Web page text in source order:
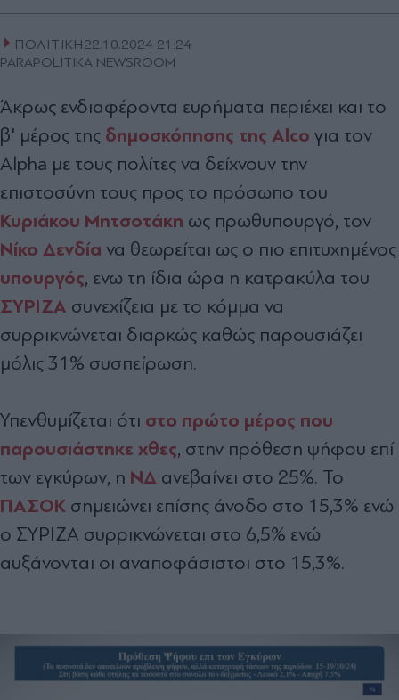
ΠΟΛΙΤΙΚΗ22.10.2024 21:24
PARAPOLITIKA NEWSROOM
Άκρως ενδιαφέροντα ευρήματα περιέχει και το
β' μέρος της δημοσκόπησης της Alco για τον
Alpha με τους πολίτες να δείχνουν την
επιστοσύνη τους προς το πρόσωπο του
Κυριάκου Μητσοτάκη ως πρωθυπουργό, τον
Νίκο Δενδία να θεωρείται ως ο πιο επιτυχημένος
υπουργός, ενω τη ίδια ώρα η κατρακύλα του
ΣΥΡΙΖΑ συνεχίζεια με το κόμμα να
συρρικνώνεται διαρκώς καθώς παρουσιάζει
μόλις 31% συσπείρωση.
Υπενθυμίζεται ότι στο πρώτο μέρος που
παρουσιάστηκε χθες, στην πρόθεση ψήφου επί
των εγκύρων, η ΝΔ ανεβαίνει στο 25%. Το
ΠΑΣΟΚ σημειώνει επίσης άνοδο στο 15,3% ενώ
ο ΣΥΡΙΖΑ συρρικνώνεται στο 6,5% ενώ
αυξάνονται οι αναποφάσιστοι στο 15,3%.